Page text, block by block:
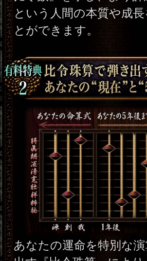
トップページに戻る
新着リリースコンテンツ
最新
インスピレーション｜運命好転/悲
願叶/瞬間霊察で全看破◆嬉野つば
さ
2026年8月6月追加
チャクラ占い｜人体覚醒＆強制成
就【運命正し現実変える神霊力】
月香
2026年8月3月追加
1万人絶賛【本音/現実/日付】48星
秘術で具体的中◆細密星読師 ミエ
ル | みのり -MINORI-
2026年7月30月追加
露骨過ぎて地上波ギリギリ/言葉濁
さず核心直撃【愛/人生決断占】桃
萃